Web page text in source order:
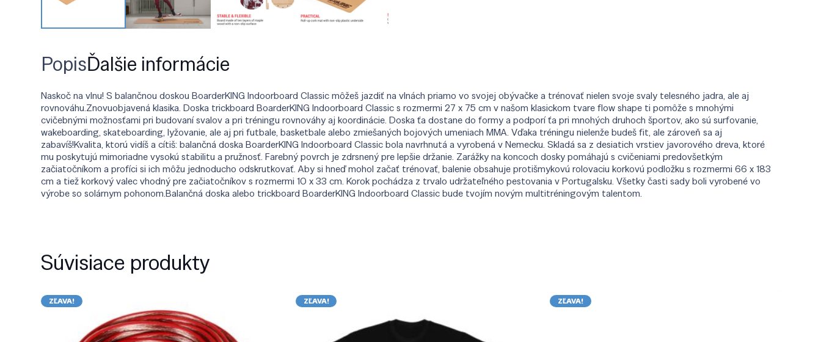
PopisĎalšie informácie
Naskoč na vlnu! S balančnou doskou BoarderKING Indoorboard Classic môžeš jazdiť na vlnách priamo vo svojej obývačke a trénovať nielen svoje svaly telesného jadra, ale aj
rovnováhu.Znovuobjavená klasika. Doska trickboard BoarderKING Indoorboard Classic s rozmermi 27 x 75 cm v našom klasickom tvare flow shape ti pomôže s mnohými
cvičebnými možnosťami pri budovaní svalov a pri tréningu rovnováhy aj koordinácie. Doska ťa dostane do formy a podporí ťa pri mnohých druhoch športov, ako sú surfovanie,
wakeboarding, skateboarding, lyžovanie, ale aj pri futbale, basketbale alebo zmiešaných bojových umeniach MMA. Vďaka tréningu nielenže budeš fit, ale zároveň sa aj
zabavíš!Kvalita, ktorú vidíš a cítiš: balančná doska BoarderKING Indoorboard Classic bola navrhnutá a vyrobená v Nemecku. Skladá sa z desiatich vrstiev javorového dreva, ktoré
mu poskytujú mimoriadne vysokú stabilitu a pružnosť. Farebný povrch je zdrsnený pre lepšie držanie. Zarážky na koncoch dosky pomáhajú s cvičeniami predovšetkým
začiatočníkom a profíci si ich môžu jednoducho odskrutkovať. Aby si hneď mohol začať trénovať, balenie obsahuje protišmykovú rolovaciu korkovú podložku s rozmermi 66 x 183
cm a tiež korkový valec vhodný pre začiatočníkov s rozmermi 10 x 33 cm. Korok pochádza z trvalo udržateľného pestovania v Portugalsku. Všetky časti sady boli vyrobené vo
výrobe so solárnym pohonom.Balančná doska alebo trickboard BoarderKING Indoorboard Classic bude tvojím novým multitréningovým talentom.
Súvisiace produkty
ZĽAVA! ZĽAVA! ZĽAVA!